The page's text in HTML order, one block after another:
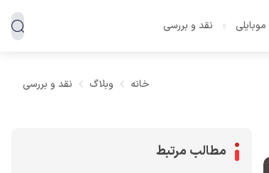
نقد و بررسی
خانه وبلاگ نقد و بررسی
مطالب مرتبط